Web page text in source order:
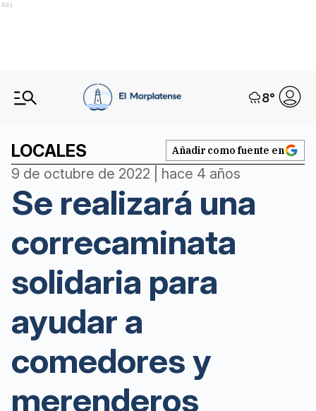
Ads
8°
LOCALES Añadir como fuente en
9 de octubre de 2022 | hace 4 años
Se realizará una
correcaminata
solidaria para
ayudar a
comedores y
merenderos